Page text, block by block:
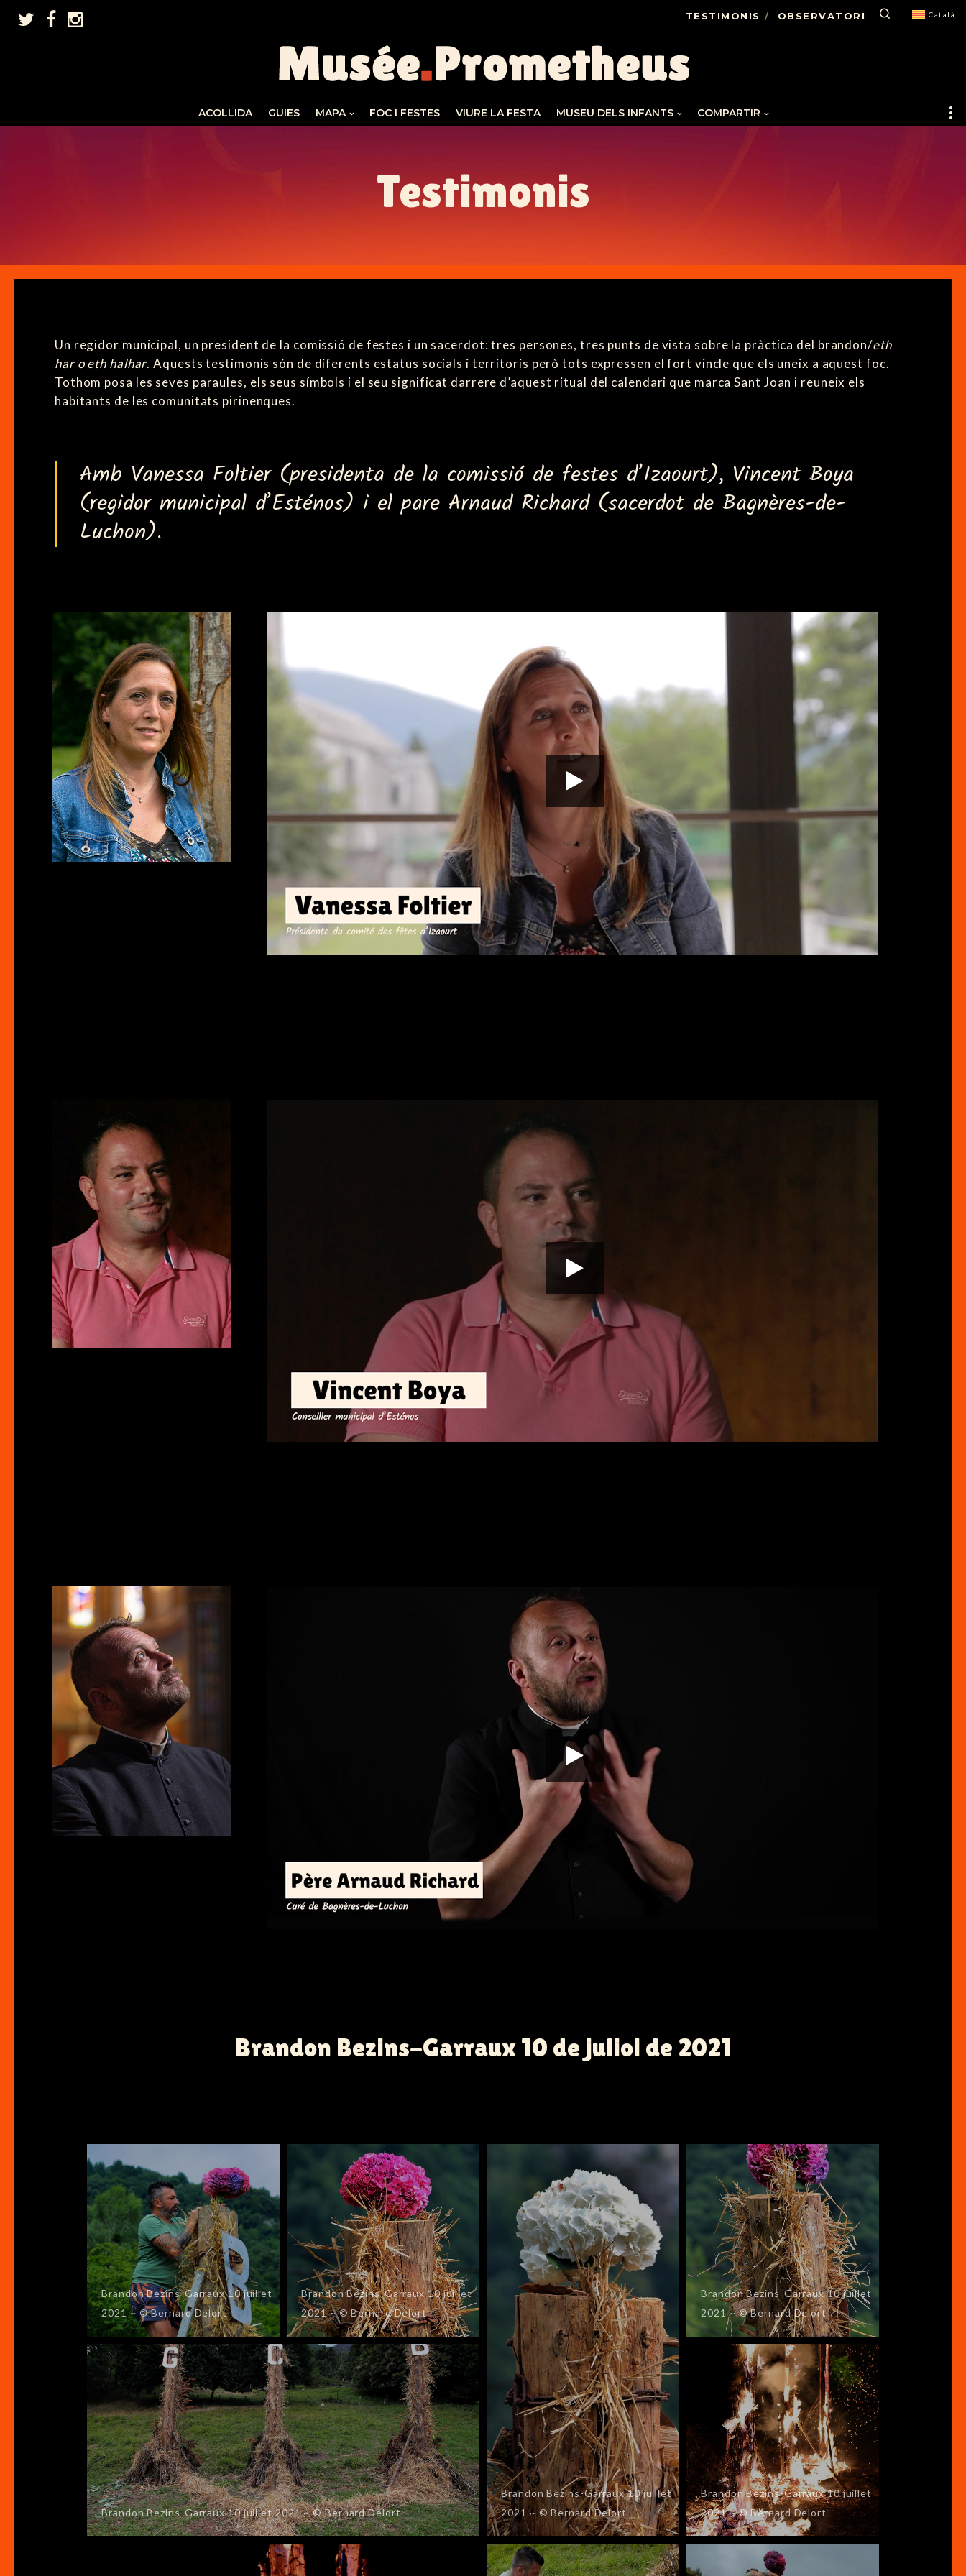
TESTIMONIS OBSERVATORI Català
ACOLLIDA GUIES MAPA FOC I FESTES VIURE LA FESTA MUSEU DELS INFANTS COMPARTIR
Testimonis
Un regidor municipal, un president de la comissió de festes i un sacerdot: tres persones, tres punts de vista sobre la pràctica del brandon/eth
har o eth halhar. Aquests testimonis són de diferents estatus socials i territoris però tots expressen el fort vincle que els uneix a aquest foc.
Tothom posa les seves paraules, els seus símbols i el seu significat darrere d’aquest ritual del calendari que marca Sant Joan i reuneix els
habitants de les comunitats pirinenques.
Amb Vanessa Foltier (presidenta de la comissió de festes d’Izaourt), Vincent Boya
(regidor municipal d’Esténos) i el pare Arnaud Richard (sacerdot de Bagnères-de-
Luchon).
00:00 03:03
00:00
00:00
Brandon Bezins-Garraux 10 de juliol de 2021
Brandon Bezins-Garraux 10 juillet
2021 ~ © Bernard Delort
Brandon Bezins-Garraux 10 juillet
2021 ~ © Bernard Delort
Brandon Bezins-Garraux 10 juillet
2021 ~ © Bernard Delort
Brandon Bezins-Garraux 10 juillet
2021 ~ © Bernard Delort
Brandon Bezins-Garraux 10 juillet 2021 ~ © Bernard Delort
Brandon Bezins-Garraux 10 juillet
2021 ~ © Bernard Delort